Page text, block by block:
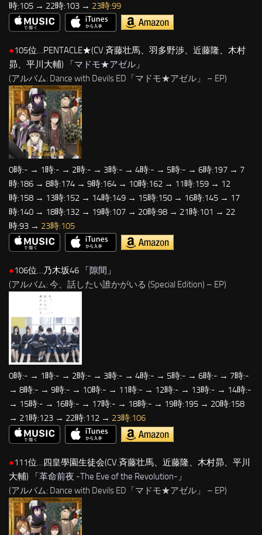
時:105 → 22時:103 → 23時:99
●105位…PENTACLE★(CV.斉藤壮馬、羽多野渉、近藤隆、木村
昴、平川大輔) 「マドモ★アゼル 」
(アルバム: Dance with Devils ED「マドモ★アゼル」 – EP)
0時:- → 1時:- → 2時:- → 3時:- → 4時:- → 5時:- → 6時:197 → 7
時:186 → 8時:174 → 9時:164 → 10時:162 → 11時:159 → 12
時:158 → 13時:152 → 14時:149 → 15時:150 → 16時:145 → 17
時:140 → 18時:132 → 19時:107 → 20時:98 → 21時:101 → 22
時:93 → 23時:105
●106位…乃木坂46 「 隙間 」
(アルバム: 今、話したい誰かがいる (Special Edition) – EP)
0時:- → 1時:- → 2時:- → 3時:- → 4時:- → 5時:- → 6時:- → 7時:-
→ 8時:- → 9時:- → 10時:- → 11時:- → 12時:- → 13時:- → 14時:-
→ 15時:- → 16時:- → 17時:- → 18時:- → 19時:195 → 20時:158
→ 21時:123 → 22時:112 → 23時:106
●111位…四皇學園生徒会(CV.斉藤壮馬、近藤隆、木村昴、平川
大輔) 「革命前夜 -The Eve of the Revolution- 」
(アルバム: Dance with Devils ED「マドモ★アゼル」 – EP)